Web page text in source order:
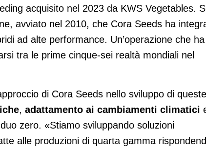
acquisito nel 2023 da KWS Vegetables.
avviato nel 2010, che Cora Seeds ha
ad alte performance. Un’operazione che ha
tra le prime cinque-sei realtà mondiali nel
di Cora Seeds nello sviluppo di queste
, adattamento ai cambiamenti climatici
zero. «Stiamo sviluppando soluzioni
alle produzioni di quarta gamma